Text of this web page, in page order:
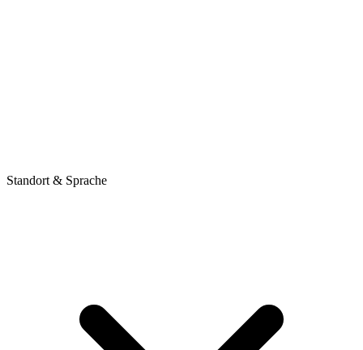
Standort & Sprache